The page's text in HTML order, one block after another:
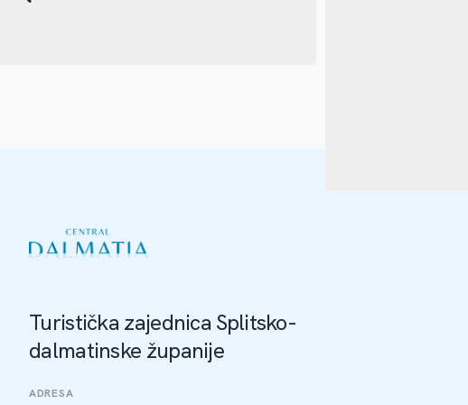
Turistička zajednica Splitsko-
dalmatinske županije
ADRESA